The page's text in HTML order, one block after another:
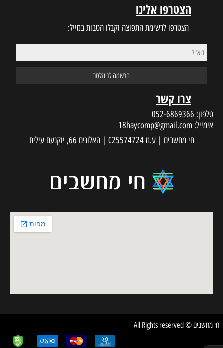
הצטרפו אלינו
הצטרפו לרשימת התפוצה וקבלו הטבות במייל:
צרו קשר
טלפון: 052-6869366
אימייל: 18haycomp@gmail.com
חי מחשבים | ע.מ 025574724 | האלונים 66, יוקנעם עילית
חי מחשבים © All Rights reserved